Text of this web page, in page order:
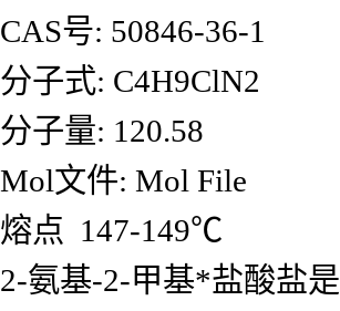
CAS号: 50846-36-1
分子式: C4H9ClN2
分子量: 120.58
Mol文件: Mol File
熔点 147-149℃
2-氨基-2-甲基*盐酸盐